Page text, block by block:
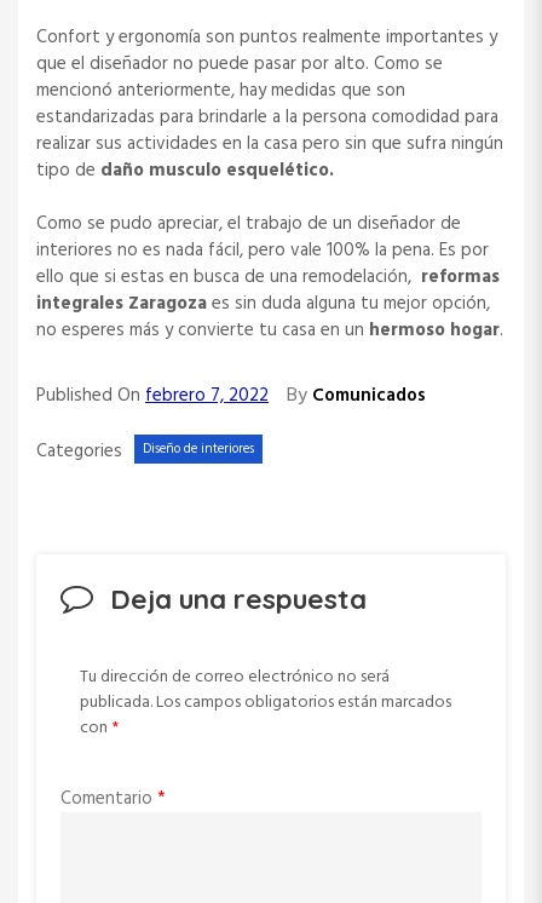
Confort y ergonomía son puntos realmente importantes y
que el diseñador no puede pasar por alto. Como se
mencionó anteriormente, hay medidas que son
estandarizadas para brindarle a la persona comodidad para
realizar sus actividades en la casa pero sin que sufra ningún
tipo de daño musculo esquelético.
Como se pudo apreciar, el trabajo de un diseñador de
interiores no es nada fácil, pero vale 100% la pena. Es por
ello que si estas en busca de una remodelación, reformas
integrales Zaragozaes sin duda alguna tu mejor opción,
no esperes más y convierte tu casa en un hermoso hogar.
Published On febrero 7, 2022 By Comunicados
Categories
Diseño de interiores
Deja una respuesta
Tu dirección de correo electrónico no será
publicada.Los campos obligatorios están marcados
con *
Comentario *